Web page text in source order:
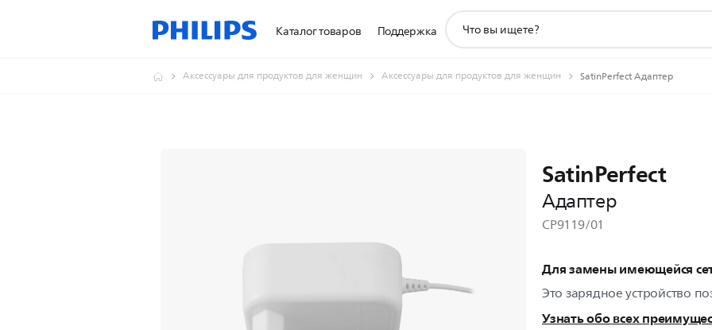
Каталог товаров Поддержка
поддержки
Аксессуары для продуктов для женщин Аксессуары для продуктов для женщин SatinPerfect Адаптер
SatinPerfect
Адаптер
CP9119/01
Для замены имеющейся
Это зарядное устройство
Узнать обо всех